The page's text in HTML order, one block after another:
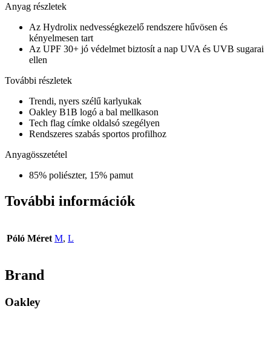
Anyag részletek
Az Hydrolix nedvességkezelő rendszere hűvösen és
kényelmesen tart
Az UPF 30+ jó védelmet biztosít a nap UVA és UVB sugarai
ellen
További részletek
Trendi, nyers szélű karlyukak
Oakley B1B logó a bal mellkason
Tech flag címke oldalsó szegélyen
Rendszeres szabás sportos profilhoz
Anyagösszetétel
85% poliészter, 15% pamut
További információk
Póló Méret M, L
Brand
Oakley